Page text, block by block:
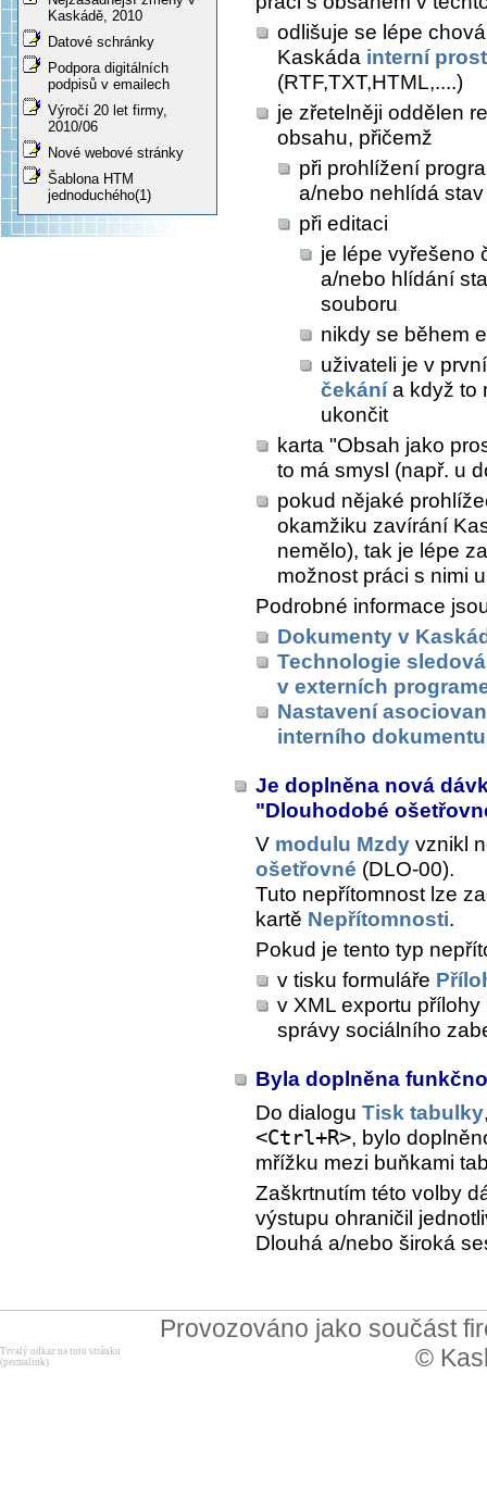
Kaskádě, 2010
Datové schránky
Podpora digitálních
podpisů v emailech
Výročí 20 let firmy,
2010/06
Nové webové stránky
Šablona HTM
jednoduchého(1)
odlišuje se lépe
Kaskáda interní
(RTF,TXT,HTML,....)
je zřetelněji oddělen
obsahu, přičemž
při prohlížení
a/nebo nehlídá
při editaci
je lépe vyřešeno
a/nebo hlídání
souboru
nikdy se během
uživateli je v
čekánía když to
ukončit
karta "Obsah jako
to má smysl (např. u
pokud nějaké
okamžiku zavírání
nemělo), tak je lépe
možnost práci s nimi
Podrobné informace
Dokumenty v
Technologie
v externích
Nastavení
interního dokumentu
Je doplněna nová
"Dlouhodobé
V modulu Mzdy vznikl
ošetřovné (DLO-00).
Tuto nepřítomnost lze
kartě Nepřítomnosti.
Pokud je tento typ
v tisku formuláře
v XML exportu
správy sociálního
Byla doplněna
Do dialogu Tisk tabulky
<Ctrl+R>, bylo
mřížku mezi buňkami
Zaškrtnutím této volby
výstupu ohraničil
Dlouhá a/nebo široká
Provozováno jako součást
©
Trvalý odkaz na tuto stránku
(permalink)